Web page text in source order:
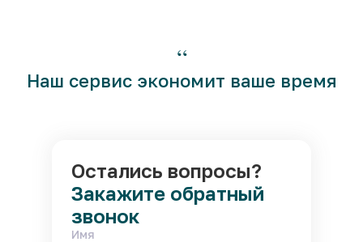
“
Наш сервис экономит ваше время
Остались вопросы?
Закажите обратный
звонок
Имя